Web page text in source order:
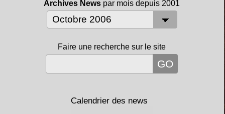
Archives News par mois depuis 2001
Faire une recherche sur le site
Calendrier des news